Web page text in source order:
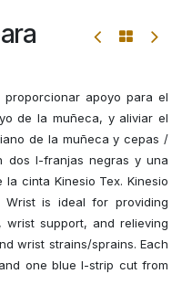
apoyo para el
de la muñeca, y aliviar el
de la muñeca y cepas /
dos I-franjas negras y una
cinta Kinesio Tex. Kinesio
Wrist is ideal for providing
support, and relieving
wrist strains/sprains. Each
one blue I-strip cut from